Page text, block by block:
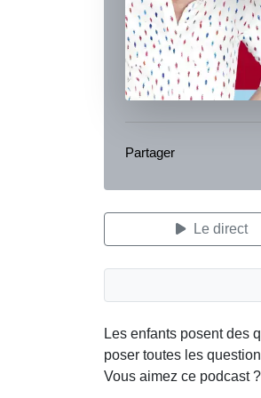
Partager
Le direct
Les enfants posent des
poser toutes les
Vous aimez ce podcast